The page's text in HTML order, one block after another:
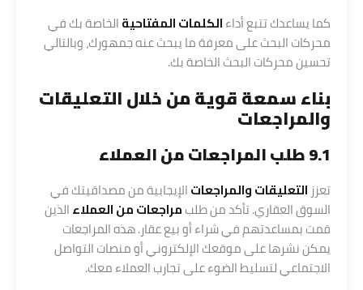
كما يساعدك تتبع أداءالكلمات المفتاحيةالخاصة بك في
محركات البحث على معرفة ما يبحث عنه جمهورك، وبالتالي
تحسين محركات البحث الخاصة بك.
بناء سمعة قوية من خلال التعليقات
والمراجعات
9.1 طلب المراجعات من العملاء
تعزز التعليقات والمراجعاتالإيجابية من مصداقيتك في
السوق العقاري. تأكد من طلبمراجعات من العملاءالذين
قمت بمساعدتهم في شراء أو بيع عقار. هذه المراجعات
يمكن نشرها على موقعك الإلكتروني أو منصات التواصل
الاجتماعي لتسليط الضوء على تجارب العملاء معك.